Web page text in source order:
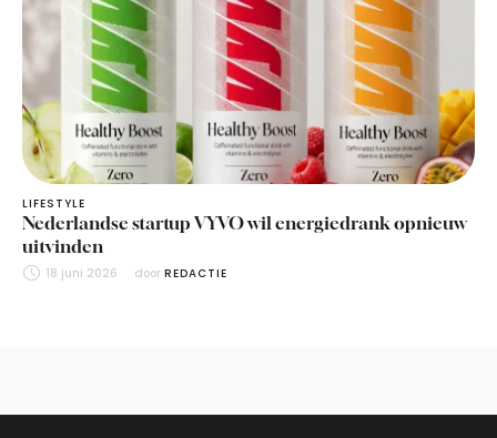
LIFESTYLE
Nederlandse startup VYVO wil energiedrank opnieuw
uitvinden
18 juni 2026 door REDACTIE